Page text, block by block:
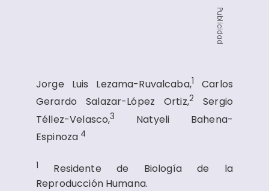
Publicidad
Jorge Luis Lezama-Ruvalcaba,1
Carlos
Gerardo Salazar-López Ortiz,2Sergio
Téllez-Velasco,3
Natyeli Bahena-
Espinoza 4
1 Residente de Biología de la
Reproducción Humana.